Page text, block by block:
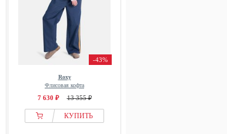
-43%
Roxy
Флисовая кофта
7 630 ₽ 13 355 ₽
КУПИТЬ